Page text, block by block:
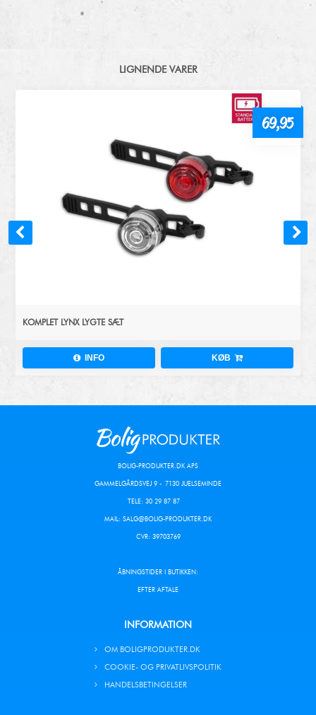
LIGNENDE VARER
69,95
KOMPLET LYNX LYGTE SÆT
INFO KØB
BOLIG-PRODUKTER.DK APS
GAMMELGÅRDSVEJ 9 - 7130 JUELSEMINDE
TELE: 30 29 87 87
MAIL: SALG@BOLIG-PRODUKTER.DK
CVR: 39703769
ÅBNINGSTIDER I BUTIKKEN:
EFTER AFTALE
INFORMATION
OM BOLIGPRODUKTER.DK
COOKIE- OG PRIVATLIVSPOLITIK
HANDELSBETINGELSER